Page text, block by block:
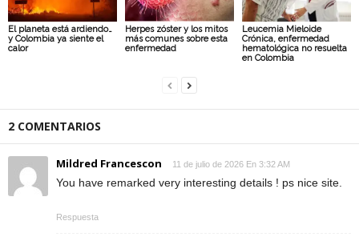
El planeta está ardiendo…
y Colombia ya siente el
calor
Herpes zóster y los mitos
más comunes sobre esta
enfermedad
Leucemia Mieloide
Crónica, enfermedad
hematológica no resuelta
en Colombia
2 COMENTARIOS
Mildred Francescon 11 de julio de 2026 En 3:32 AM
You have remarked very interesting details ! ps nice site.
Respuesta